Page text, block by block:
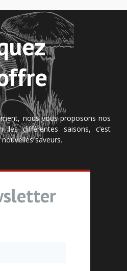
nous vous proposons nos
les différentes saisons, c’est
saveurs.